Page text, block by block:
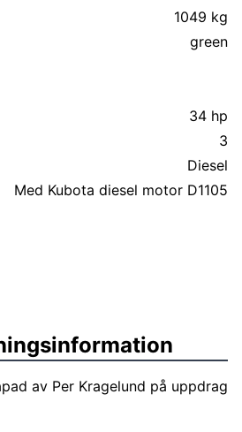
1049 kg
green
34 hp
3
Diesel
Med Kubota diesel motor D1105
av Per Kragelund på uppdrag